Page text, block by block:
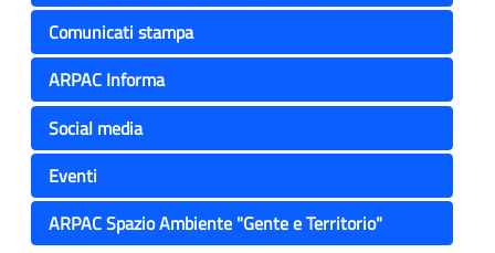
Comunicati stampa
ARPAC Informa
Social media
Eventi
ARPAC Spazio Ambiente "Gente e Territorio"